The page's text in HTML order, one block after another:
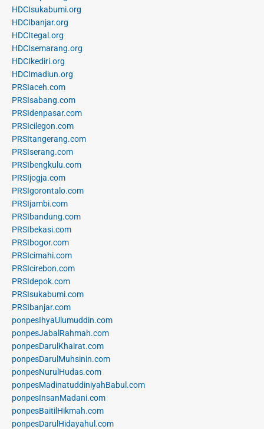
HDCIsukabumi.org
HDCIbanjar.org
HDCItegal.org
HDCIsemarang.org
HDCIkediri.org
HDCImadiun.org
PRSIaceh.com
PRSIsabang.com
PRSIdenpasar.com
PRSIcilegon.com
PRSItangerang.com
PRSIserang.com
PRSIbengkulu.com
PRSIjogja.com
PRSIgorontalo.com
PRSIjambi.com
PRSIbandung.com
PRSIbekasi.com
PRSIbogor.com
PRSIcimahi.com
PRSIcirebon.com
PRSIdepok.com
PRSIsukabumi.com
PRSIbanjar.com
ponpesIhyaUlumuddin.com
ponpesJabalRahmah.com
ponpesDarulKhairat.com
ponpesDarulMuhsinin.com
ponpesNurulHudas.com
ponpesMadinatuddiniyahBabul.com
ponpesInsanMadani.com
ponpesBaitilHikmah.com
ponpesDarulHidayahul.com